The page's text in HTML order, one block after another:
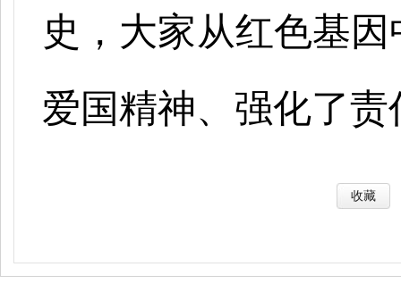
史，大家从红色基
爱国精神、强化了责
收藏